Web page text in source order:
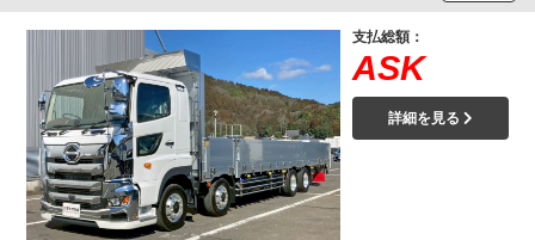
支払総額：
ASK
詳細を見る